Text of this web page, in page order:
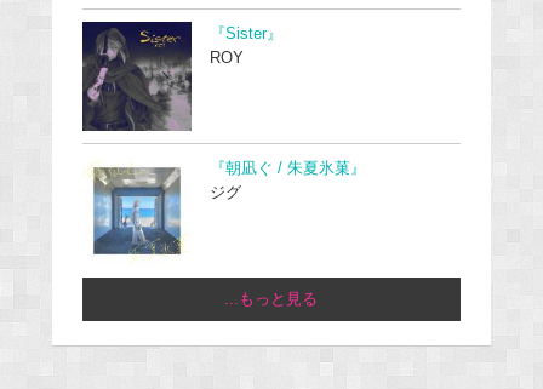
『Sister』
ROY
『朝凪ぐ / 朱夏氷菓』
ジグ
...もっと見る